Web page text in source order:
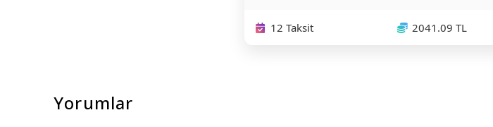
12 Taksit 2041.09 TL
Yorumlar